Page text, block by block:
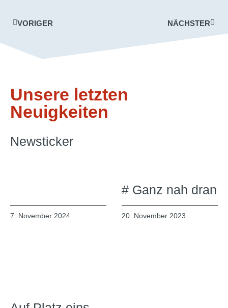
VORIGER NÄCHSTER
Unsere letzten
Neuigkeiten
Newsticker
7. November 2024
# Ganz nah dran
20. November 2023